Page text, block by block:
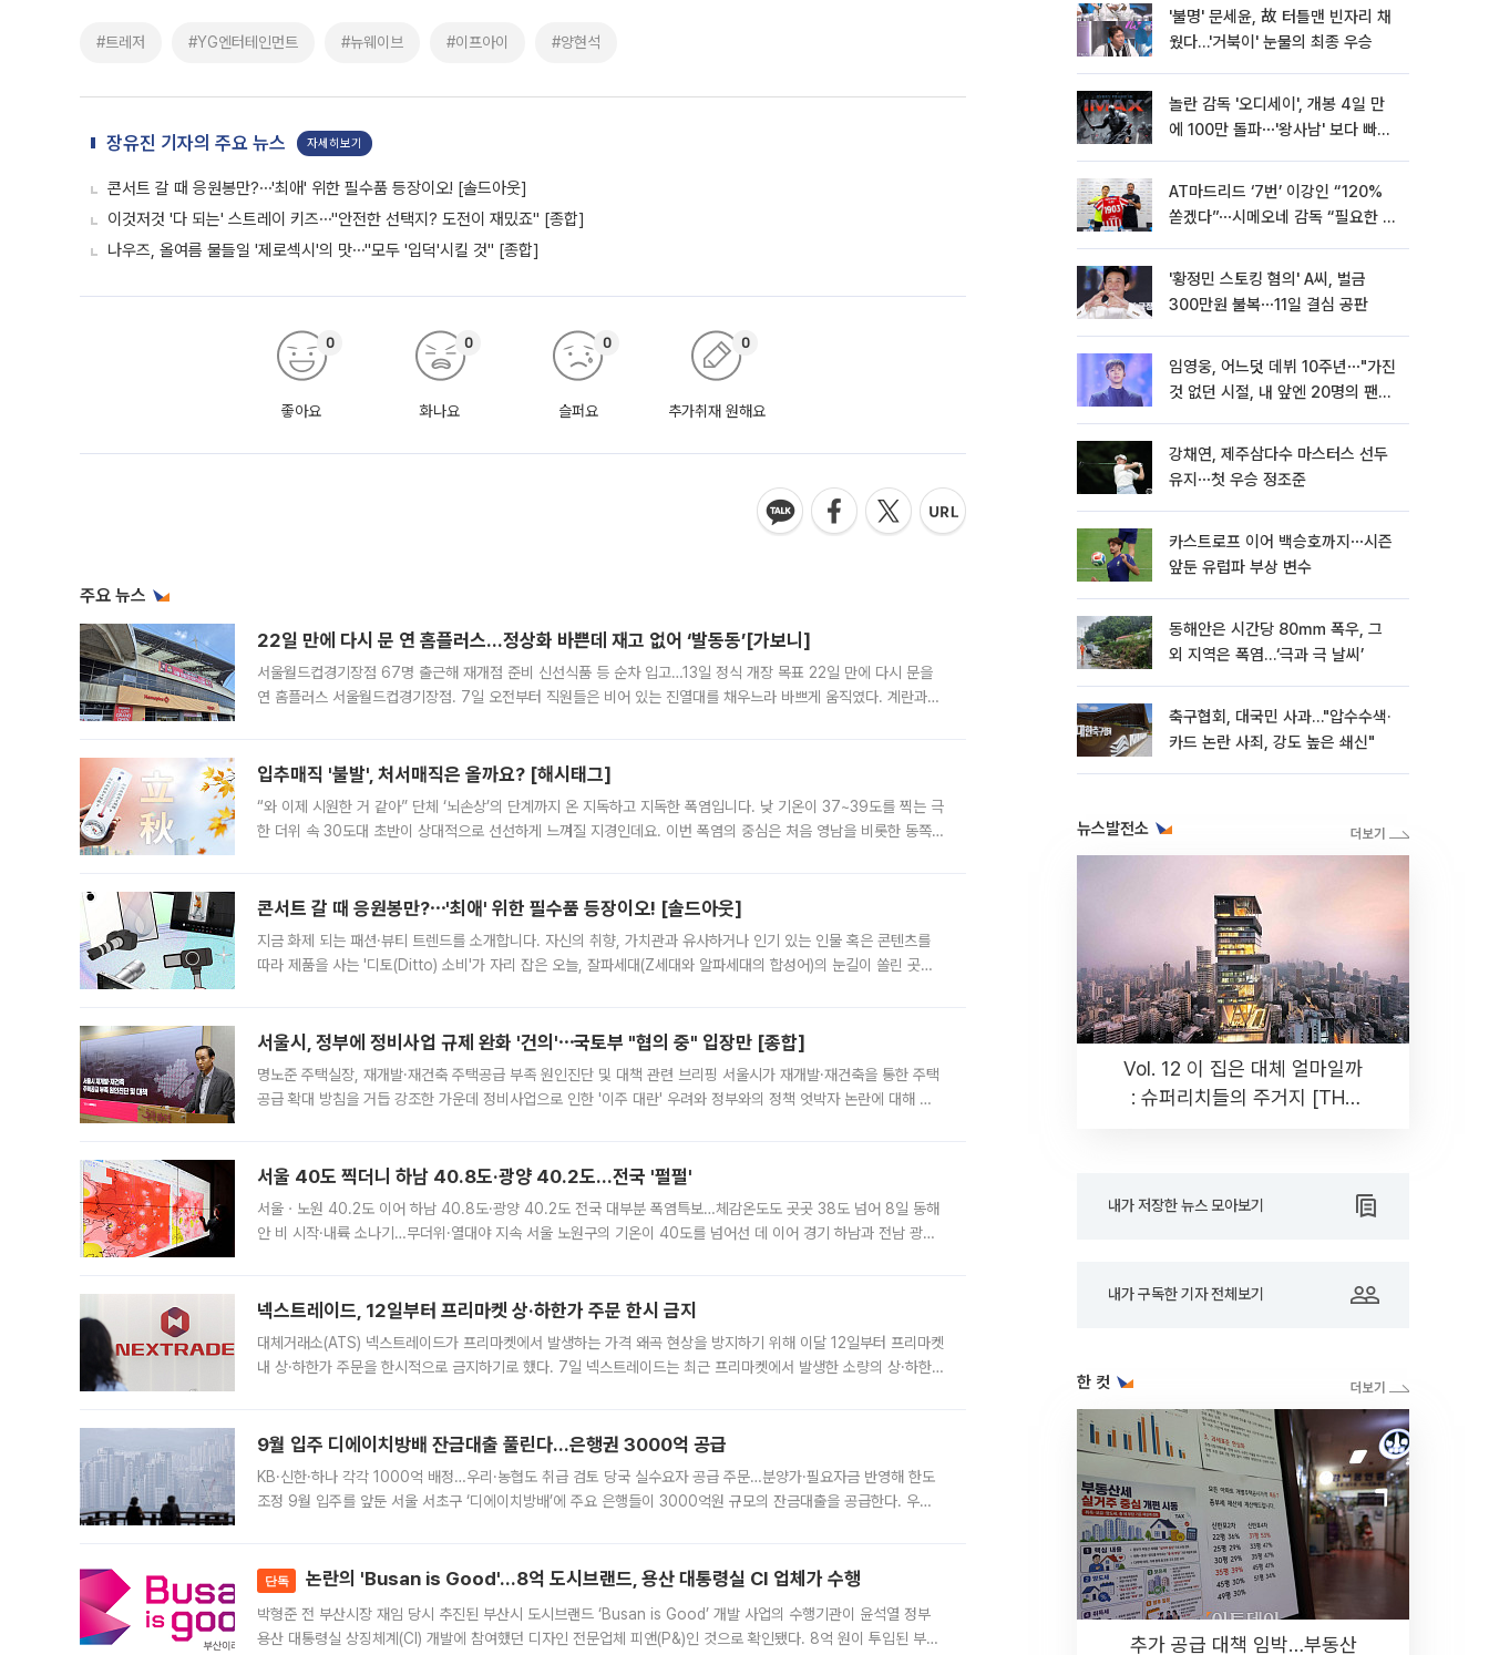
#트레저 #YG엔터테인먼트 #뉴웨이브 #이프아이 #양현석
장유진 기자의 주요 뉴스 자세히보기
콘서트 갈 때 응원봉만?⋯'최애' 위한 필수품 등장이오! [솔드아웃]
이것저것 '다 되는' 스트레이 키즈⋯"안전한 선택지? 도전이 재밌죠" [종합]
나우즈, 올여름 물들일 '제로섹시'의 맛⋯"모두 '입덕'시킬 것" [종합]
좋아요
0
화나요
0
슬퍼요
0
추가취재 원해요
0
주요 뉴스
22일 만에 다시 문 연 홈플러스…정상화 바쁜데 재고 없어 ‘발동동’[가보니]
서울월드컵경기장점 67명 출근해 재개점 준비 신선식품 등 순차 입고…13일 정식 개장 목표 22일 만에 다시 문을
연 홈플러스 서울월드컵경기장점. 7일 오전부터 직원들은 비어 있는 진열대를 채우느라 바쁘게 움직였다. 계란과
입추매직 '불발', 처서매직은 올까요? [해시태그]
“와 이제 시원한 거 같아” 단체 ‘뇌손상’의 단계까지 온 지독하고 지독한 폭염입니다. 낮 기온이 37~39도를 찍는 극
한 더위 속 30도대 초반이 상대적으로 선선하게 느껴질 지경인데요. 이번 폭염의 중심은 처음 영남을 비롯한 동쪽
콘서트 갈 때 응원봉만?⋯'최애' 위한 필수품 등장이오! [솔드아웃]
지금 화제 되는 패션·뷰티 트렌드를 소개합니다. 자신의 취향, 가치관과 유사하거나 인기 있는 인물 혹은 콘텐츠를
따라 제품을 사는 '디토(Ditto) 소비'가 자리 잡은 오늘, 잘파세대(Z세대와 알파세대의 합성어)의 눈길이 쏠린 곳은
서울시, 정부에 정비사업 규제 완화 '건의'⋯국토부 "협의 중" 입장만 [종합]
명노준 주택실장, 재개발·재건축 주택공급 부족 원인진단 및 대책 관련 브리핑 서울시가 재개발·재건축을 통한 주택
공급 확대 방침을 거듭 강조한 가운데 정비사업으로 인한 '이주 대란' 우려와 정부와의 정책 엇박자 논란에 대해 정
서울 40도 찍더니 하남 40.8도·광양 40.2도…전국 '펄펄'
서울ㆍ노원 40.2도 이어 하남 40.8도·광양 40.2도 전국 대부분 폭염특보…체감온도도 곳곳 38도 넘어 8일 동해
안 비 시작·내륙 소나기…무더위·열대야 지속 서울 노원구의 기온이 40도를 넘어선 데 이어 경기 하남과 전남 광양
넥스트레이드, 12일부터 프리마켓 상·하한가 주문 한시 금지
대체거래소(ATS) 넥스트레이드가 프리마켓에서 발생하는 가격 왜곡 현상을 방지하기 위해 이달 12일부터 프리마켓
내 상·하한가 주문을 한시적으로 금지하기로 했다. 7일 넥스트레이드는 최근 프리마켓에서 발생한 소량의 상·하한
9월 입주 디에이치방배 잔금대출 풀린다…은행권 3000억 공급
KB·신한·하나 각각 1000억 배정…우리·농협도 취급 검토 당국 실수요자 공급 주문…분양가·필요자금 반영해 한도
조정 9월 입주를 앞둔 서울 서초구 ‘디에이치방배’에 주요 은행들이 3000억원 규모의 잔금대출을 공급한다. 우리
단독 논란의 'Busan is Good'…8억 도시브랜드, 용산 대통령실 CI 업체가 수행
박형준 전 부산시장 재임 당시 추진된 부산시 도시브랜드 ‘Busan is Good’ 개발 사업의 수행기관이 윤석열 정부
용산 대통령실 상징체계(CI) 개발에 참여했던 디자인 전문업체 피앤(P&)인 것으로 확인됐다. 8억 원이 투입된 부산
'불명' 문세윤, 故 터틀맨 빈자리 채
웠다…'거북이' 눈물의 최종 우승
놀란 감독 '오디세이', 개봉 4일 만
에 100만 돌파⋯'왕사남' 보다 빠르
AT마드리드 ‘7번’ 이강인 “120%
쏟겠다”⋯시메오네 감독 “필요한 선
'황정민 스토킹 혐의' A씨, 벌금
300만원 불복⋯11일 결심 공판
임영웅, 어느덧 데뷔 10주년⋯"가진
것 없던 시절, 내 앞엔 20명의 팬
강채연, 제주삼다수 마스터스 선두
유지⋯첫 우승 정조준
카스트로프 이어 백승호까지⋯시즌
앞둔 유럽파 부상 변수
동해안은 시간당 80㎜ 폭우, 그
외 지역은 폭염…‘극과 극 날씨’
축구협회, 대국민 사과…"압수수색·
카드 논란 사죄, 강도 높은 쇄신"
뉴스발전소
Vol. 12 이 집은 대체 얼마일까
: 슈퍼리치들의 주거지 [THE
내가 저장한 뉴스 모아보기
내가 구독한 기자 전체보기
한 컷
추가 공급 대책 임박…부동산